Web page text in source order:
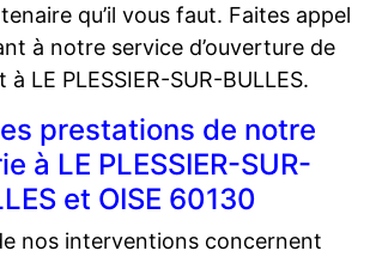
qu’il vous faut. Faites appel
à notre service d’ouverture de
LE PLESSIER-SUR-BULLES.
prestations de notre
à LE PLESSIER-SUR-
et OISE 60130
nos interventions concernent